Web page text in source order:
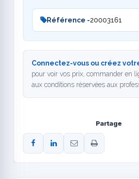
Référence -20003161
Connectez-vous ou créez
pour voir vos prix, commander en
aux conditions réservées aux
Partage